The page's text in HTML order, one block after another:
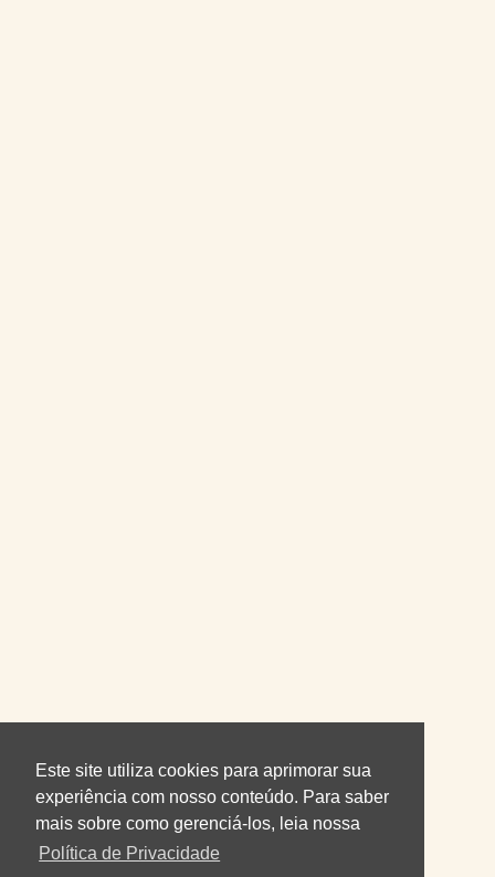
Este site utiliza cookies para aprimorar sua
experiência com nosso conteúdo. Para saber
mais sobre como gerenciá-los, leia nossa
Política de Privacidade